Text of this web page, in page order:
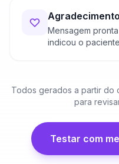
Mensagem
indicou o
Todos gerados a partir do
para
Testar com